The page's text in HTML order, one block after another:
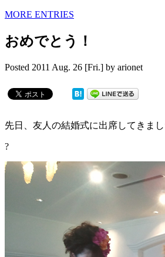
MORE ENTRIES
おめでとう！
Posted 2011 Aug. 26 [Fri.] by arionet
先日、友人の結婚式に出席してきまし
?